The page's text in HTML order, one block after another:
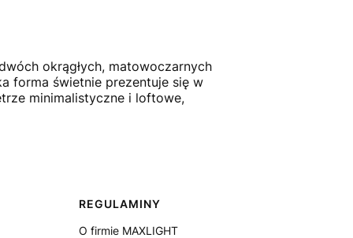
okrągłych, matowoczarnych
forma świetnie prezentuje się w
minimalistyczne i loftowe,
REGULAMINY
O firmie MAXLIGHT